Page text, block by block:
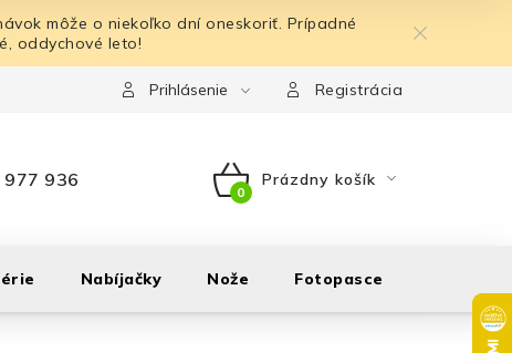
môže o niekoľko dní oneskoriť. Prípadné
oddychové leto!
Prihlásenie Registrácia
977 936
NÁKUPNÝ
Prázdny košík
Nabíjačky Nože Fotopasce